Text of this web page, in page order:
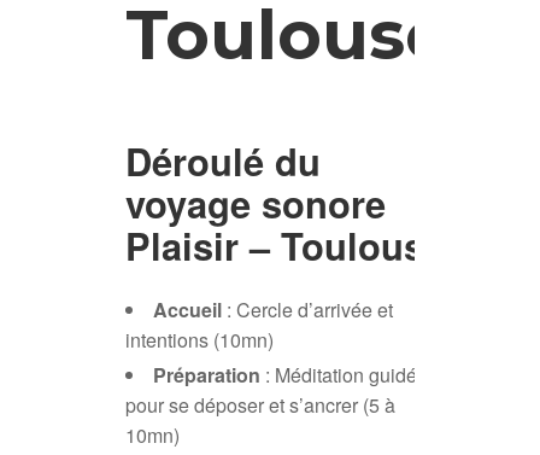
Toulouse
Déroulé du
voyage sonore
Plaisir – Toulouse
Accueil : Cercle d’arrivée et
intentions (10mn)
Préparation : Méditation guidée
pour se déposer et s’ancrer (5 à
10mn)